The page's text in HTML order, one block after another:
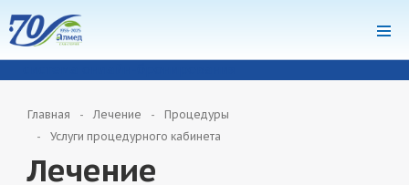
Главная Лечение
Процедуры
Услуги процедурного кабинета
Лечение